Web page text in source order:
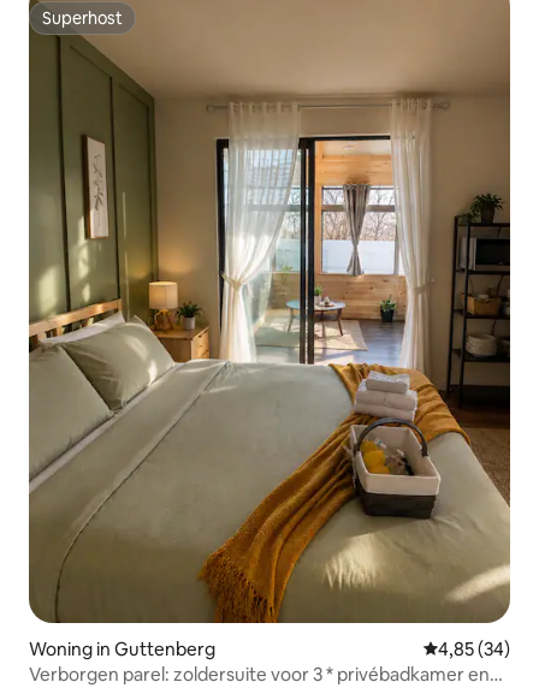
Superhost
Superhost
Woning in Guttenberg Gemiddelde
4,85 (34)
Verborgen parel: zoldersuite voor 3 * privébadkamer en